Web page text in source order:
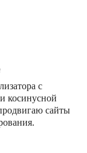
с
косинусной
сайты